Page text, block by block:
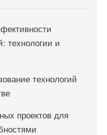
технологии и
технологий
проектов для